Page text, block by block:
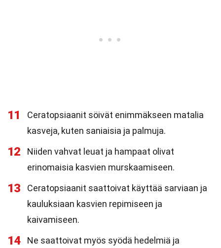
11
Ceratopsiaanit söivät enimmäkseen matalia
kasveja, kuten saniaisia ja palmuja.
12
Niiden vahvat leuat ja hampaat olivat
erinomaisia kasvien murskaamiseen.
13
Ceratopsiaanit saattoivat käyttää sarviaan ja
kauluksiaan kasvien repimiseen ja
kaivamiseen.
14
Ne saattoivat myös syödä hedelmiä ja